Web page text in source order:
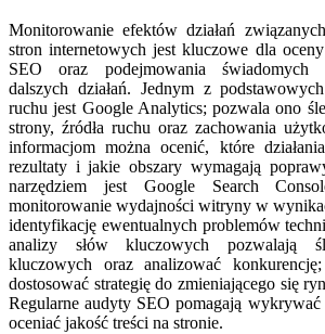
Monitorowanie efektów działań
stron internetowych jest kluczowe dla
SEO oraz podejmowania świadomych
dalszych działań. Jednym z
ruchu jest Google Analytics; pozwala ono
strony, źródła ruchu oraz zachowania
informacjom można ocenić, które
rezultaty i jakie obszary wymagają
narzędziem jest Google Search
monitorowanie wydajności witryny w
identyfikację ewentualnych problemów
analizy słów kluczowych pozwalają
kluczowych oraz analizować
dostosować strategię do zmieniającego się
Regularne audyty SEO pomagają wykrywać
oceniać jakość treści na stronie.